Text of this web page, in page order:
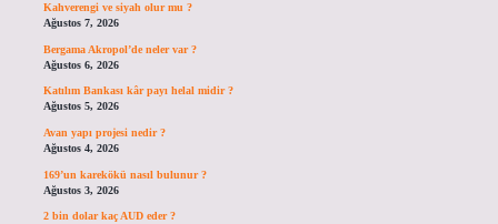
Kahverengi ve siyah olur mu ?
Ağustos 7, 2026
Bergama Akropol’de neler var ?
Ağustos 6, 2026
Katılım Bankası kâr payı helal midir ?
Ağustos 5, 2026
Avan yapı projesi nedir ?
Ağustos 4, 2026
169’un karekökü nasıl bulunur ?
Ağustos 3, 2026
2 bin dolar kaç AUD eder ?